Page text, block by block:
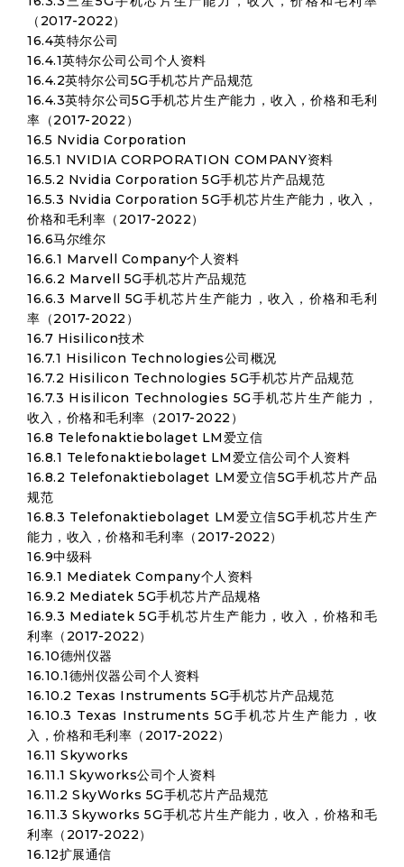
（2017-2022）
16.4英特尔公司
16.4.1英特尔公司公司个人资料
16.4.2英特尔公司5G手机芯片产品规范
16.4.3英特尔公司5G手机芯片生产能力，收入，价格和毛利
率（2017-2022）
16.5 Nvidia Corporation
16.5.1 NVIDIA CORPORATION COMPANY资料
16.5.2 Nvidia Corporation 5G手机芯片产品规范
16.5.3 Nvidia Corporation 5G手机芯片生产能力，收入，
价格和毛利率（2017-2022）
16.6马尔维尔
16.6.1 Marvell Company个人资料
16.6.2 Marvell 5G手机芯片产品规范
16.6.3 Marvell 5G手机芯片生产能力，收入，价格和毛利
率（2017-2022）
16.7 Hisilicon技术
16.7.1 Hisilicon Technologies公司概况
16.7.2 Hisilicon Technologies 5G手机芯片产品规范
16.7.3 Hisilicon Technologies 5G手机芯片生产能力，
收入，价格和毛利率（2017-2022）
16.8 Telefonaktiebolaget LM爱立信
16.8.1 Telefonaktiebolaget LM爱立信公司个人资料
16.8.2 Telefonaktiebolaget LM爱立信5G手机芯片产品
规范
16.8.3 Telefonaktiebolaget LM爱立信5G手机芯片生产
能力，收入，价格和毛利率（2017-2022）
16.9中级科
16.9.1 Mediatek Company个人资料
16.9.2 Mediatek 5G手机芯片产品规格
16.9.3 Mediatek 5G手机芯片生产能力，收入，价格和毛
利率（2017-2022）
16.10德州仪器
16.10.1德州仪器公司个人资料
16.10.2 Texas Instruments 5G手机芯片产品规范
16.10.3 Texas Instruments 5G手机芯片生产能力，收
入，价格和毛利率（2017-2022）
16.11 Skyworks
16.11.1 Skyworks公司个人资料
16.11.2 SkyWorks 5G手机芯片产品规范
16.11.3 Skyworks 5G手机芯片生产能力，收入，价格和毛
利率（2017-2022）
16.12扩展通信